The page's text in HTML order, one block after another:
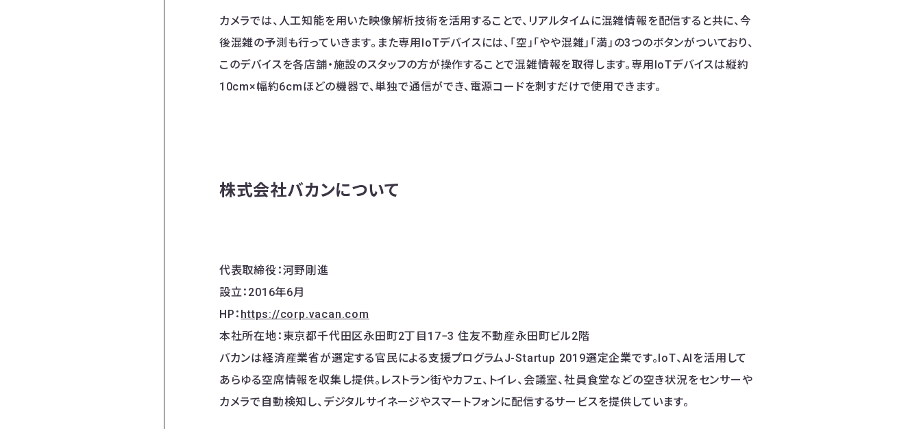
カメラでは、人工知能を用いた映像解析技術を活用することで、リアルタイムに混雑情報を配信すると共に、今
後混雑の予測も行っていきます。また専用IoTデバイスには、「空」「やや混雑」「満」の3つのボタンがついており、
このデバイスを各店舗・施設のスタッフの方が操作することで混雑情報を取得します。専用IoTデバイスは縦約
10cm×幅約6cmほどの機器で、単独で通信ができ、電源コードを刺すだけで使用できます。
株式会社バカンについて
代表取締役：河野剛進
設立：2016年6月
HP： https://corp.vacan.com
本社所在地：東京都千代田区永田町2丁目17−3 住友不動産永田町ビル2階
バカンは経済産業省が選定する官民による支援プログラムJ-Startup 2019選定企業です。IoT、AIを活用して
あらゆる空席情報を収集し提供。レストラン街やカフェ、トイレ、会議室、社員食堂などの空き状況をセンサーや
カメラで自動検知し、デジタルサイネージやスマートフォンに配信するサービスを提供しています。